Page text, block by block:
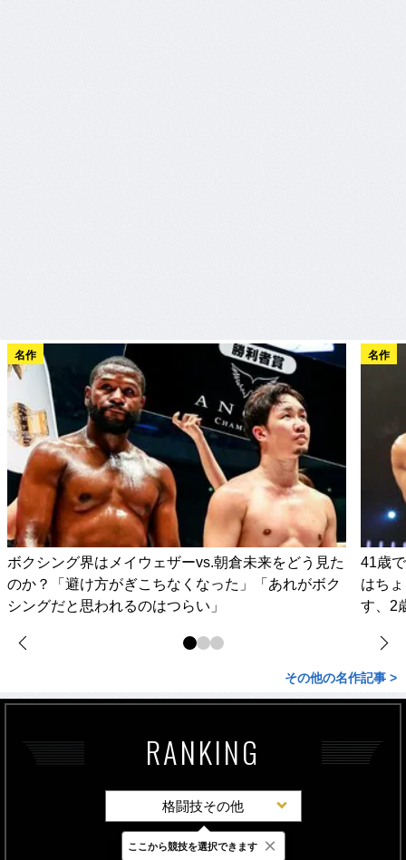
名作
ボクシング界はメイウェザーvs.朝倉未来をどう見た
のか？「避け方がぎこちなくなった」「あれがボク
シングだと思われるのはつらい」
名作
41歳
はち
す、2
その他の名作記事 >
RANKING
格闘技その他
最新 24時間 週間
ここから競技を選択できます ×